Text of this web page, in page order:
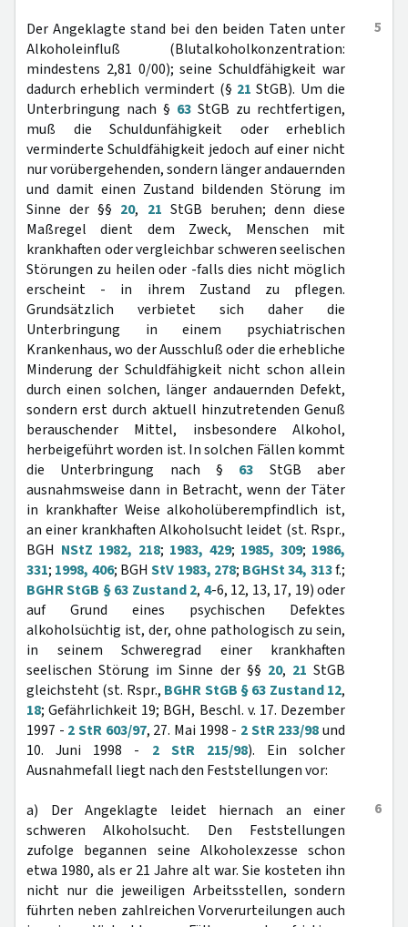
5
Der Angeklagte stand bei den beiden Taten unter
Alkoholeinfluß (Blutalkoholkonzentration:
mindestens 2,81 0/00); seine Schuldfähigkeit war
dadurch erheblich vermindert (§ 21 StGB). Um die
Unterbringung nach § 63 StGB zu rechtfertigen,
muß die Schuldunfähigkeit oder erheblich
verminderte Schuldfähigkeit jedoch auf einer nicht
nur vorübergehenden, sondern länger andauernden
und damit einen Zustand bildenden Störung im
Sinne der §§ 20, 21 StGB beruhen; denn diese
Maßregel dient dem Zweck, Menschen mit
krankhaften oder vergleichbar schweren seelischen
Störungen zu heilen oder -falls dies nicht möglich
erscheint - in ihrem Zustand zu pflegen.
Grundsätzlich verbietet sich daher die
Unterbringung in einem psychiatrischen
Krankenhaus, wo der Ausschluß oder die erhebliche
Minderung der Schuldfähigkeit nicht schon allein
durch einen solchen, länger andauernden Defekt,
sondern erst durch aktuell hinzutretenden Genuß
berauschender Mittel, insbesondere Alkohol,
herbeigeführt worden ist. In solchen Fällen kommt
die Unterbringung nach § 63 StGB aber
ausnahmsweise dann in Betracht, wenn der Täter
in krankhafter Weise alkoholüberempfindlich ist,
an einer krankhaften Alkoholsucht leidet (st. Rspr.,
BGH NStZ 1982, 218; 1983, 429; 1985, 309; 1986,
331; 1998, 406; BGHStV 1983, 278; BGHSt 34, 313f.;
BGHR StGB § 63 Zustand 2, 4-6, 12, 13, 17, 19) oder
auf Grund eines psychischen Defektes
alkoholsüchtig ist, der, ohne pathologisch zu sein,
in seinem Schweregrad einer krankhaften
seelischen Störung im Sinne der §§ 20, 21 StGB
gleichsteht (st. Rspr., BGHR StGB § 63 Zustand 12,
18; Gefährlichkeit 19; BGH, Beschl. v. 17. Dezember
1997 - 2 StR 603/97, 27. Mai 1998 - 2 StR 233/98und
10. Juni 1998 - 2 StR 215/98). Ein solcher
Ausnahmefall liegt nach den Feststellungen vor:
6
a) Der Angeklagte leidet hiernach an einer
schweren Alkoholsucht. Den Feststellungen
zufolge begannen seine Alkoholexzesse schon
etwa 1980, als er 21 Jahre alt war. Sie kosteten ihn
nicht nur die jeweiligen Arbeitsstellen, sondern
führten neben zahlreichen Vorverurteilungen auch